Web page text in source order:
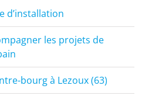
d’installation
les projets de
bourg à Lezoux (63)